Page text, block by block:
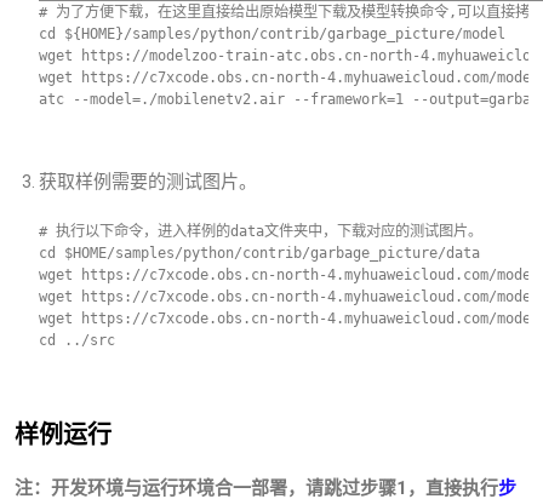
# 为了方便下载，在这里直接给出原始模型下载及模型转换命令,可以直
cd ${HOME}/samples/python/contrib/garbage_picture/model
wget https://modelzoo-train-atc.obs.cn-north-
wget https://c7xcode.obs.cn-north-4.myhuaweicloud.com/
atc --model=./mobilenetv2.air --framework=1 --
获取样例需要的测试图片。
# 执行以下命令，进入样例的data文件夹中，下载对应的测试图片。
cd $HOME/samples/python/contrib/garbage_picture/data
wget https://c7xcode.obs.cn-north-4.myhuaweicloud.com/
wget https://c7xcode.obs.cn-north-4.myhuaweicloud.com/
wget https://c7xcode.obs.cn-north-4.myhuaweicloud.com/
cd ../src
样例运行
注：开发环境与运行环境合一部署，请跳过步骤1，直接执行步